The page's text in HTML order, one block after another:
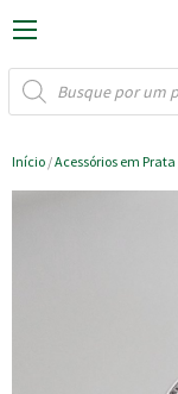
PESQUISAR
PRODUTOS
Início /Acessórios em Prata